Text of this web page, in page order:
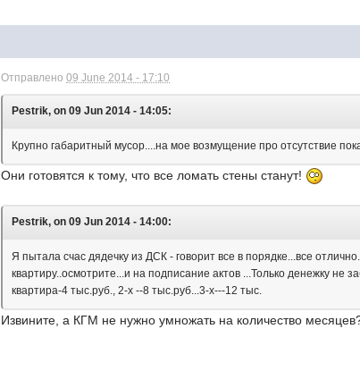
Отправлено09 June 2014 - 17:10
Pestrik, on 09 Jun 2014 - 14:05:
Крупно габаритный мусор....на мое возмущение про отсутствие
Они готовятся к тому, что все ломать стены станут!
Pestrik, on 09 Jun 2014 - 14:00:
Я пытала счас дядечку из ДСК - говорит все в порядке...все
квартиру..осмотрите...и на подписание актов ...Только денежку не
квартира-4 тыс.руб., 2-х --8 тыс.руб...3-х---12 тыс.
Извините, а КГМ не нужно умножать на количество